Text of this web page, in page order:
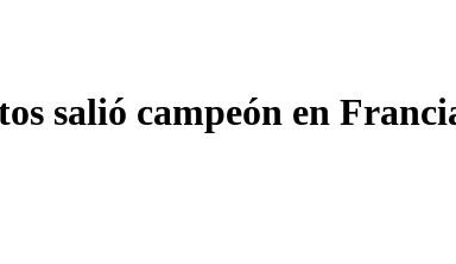
salió campeón en